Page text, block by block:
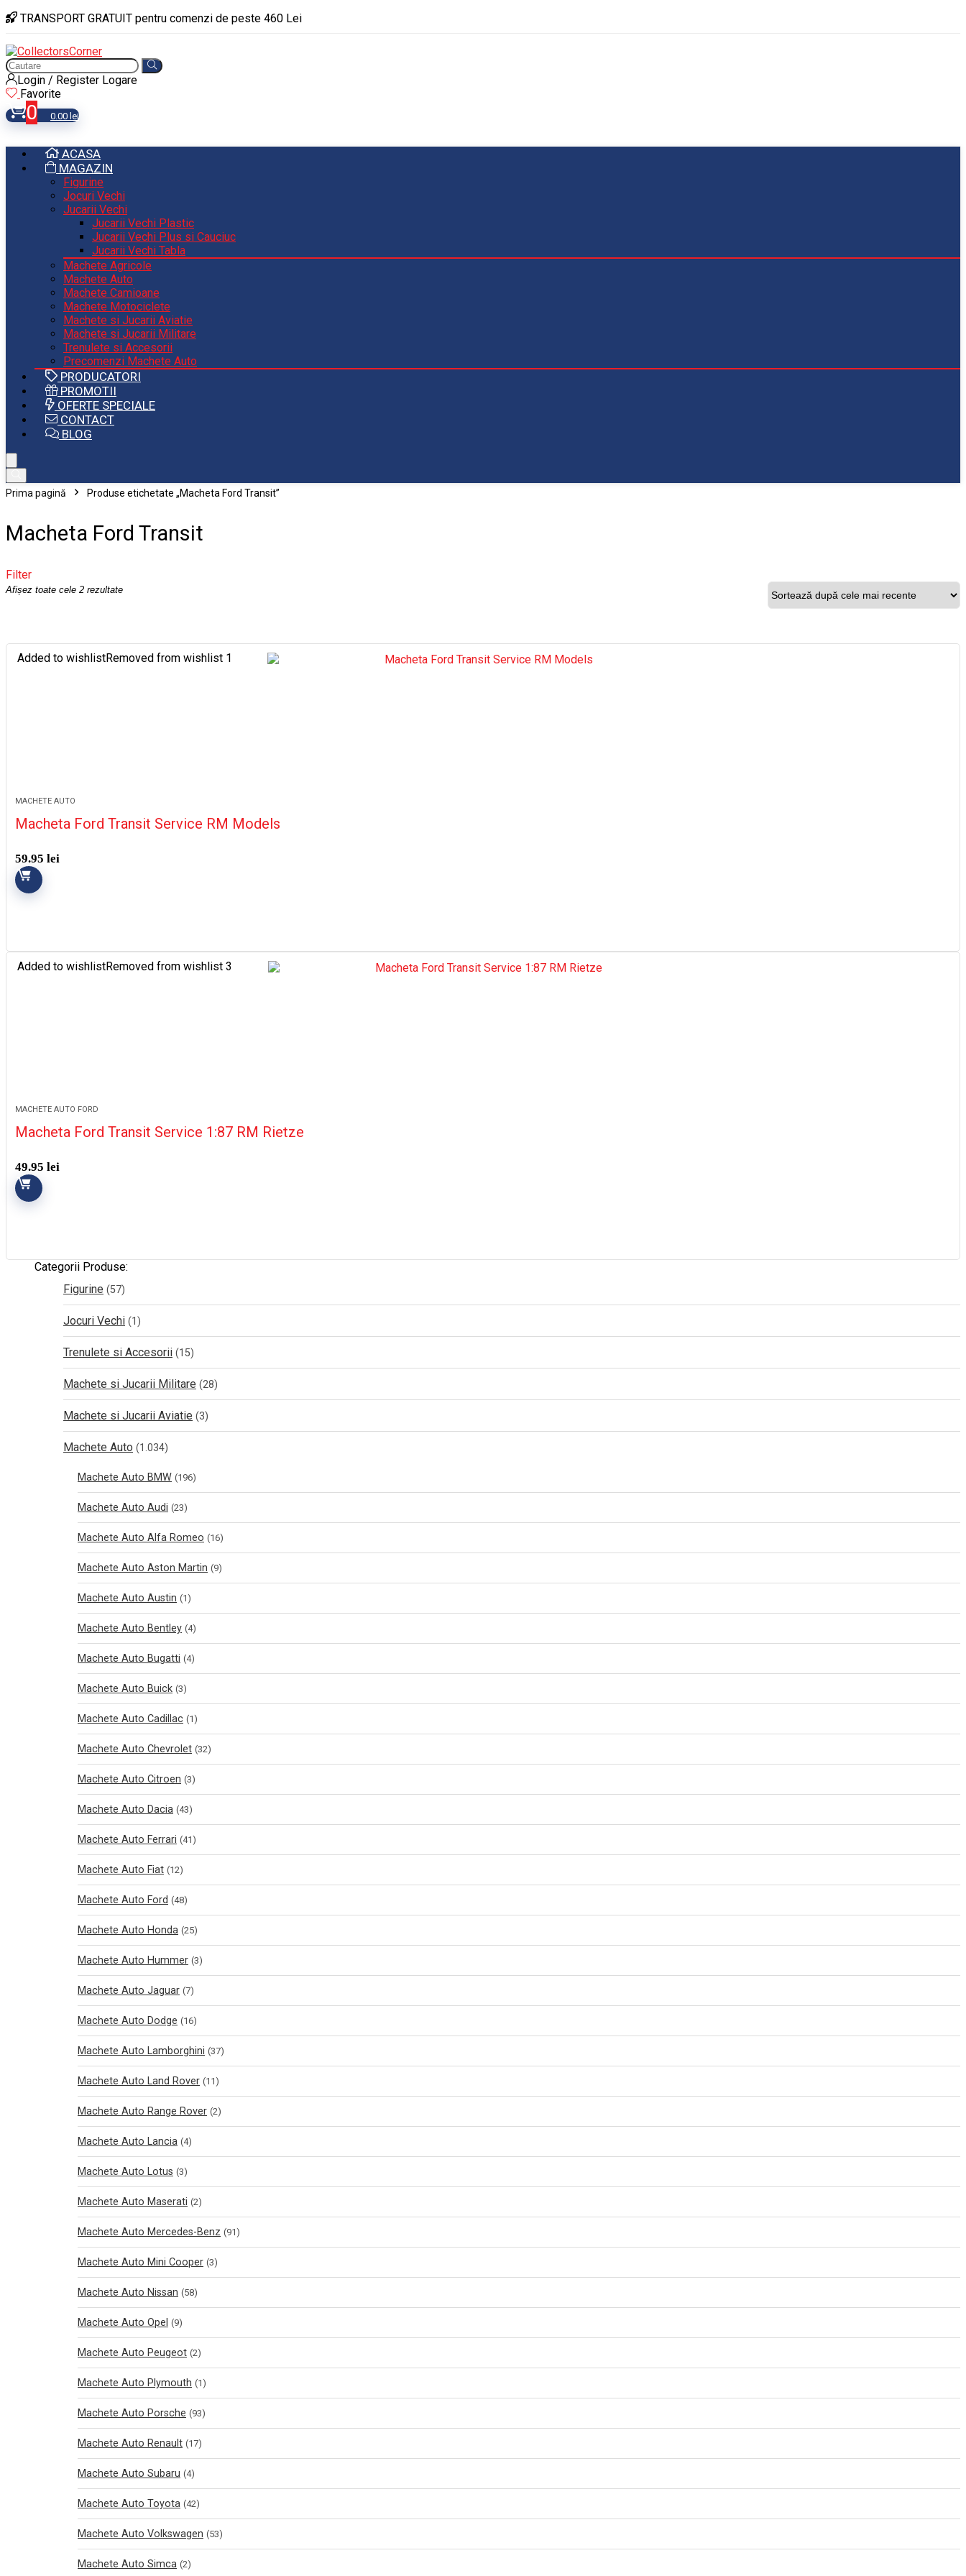
TRANSPORT GRATUIT pentru comenzi de peste 460 Lei
Login / Register Logare
Favorite
0 0.00 lei
ACASA
MAGAZIN
Figurine
Jocuri Vechi
Jucarii Vechi
Jucarii Vechi Plastic
Jucarii Vechi Plus si Cauciuc
Jucarii Vechi Tabla
Machete Agricole
Machete Auto
Machete Camioane
Machete Motociclete
Machete si Jucarii Aviatie
Machete si Jucarii Militare
Trenulete si Accesorii
Precomenzi Machete Auto
PRODUCATORI
PROMOTII
OFERTE SPECIALE
CONTACT
BLOG
Prima pagină Produse etichetate „Macheta Ford Transit”
Macheta Ford Transit
Filter
Afișez toate cele 2 rezultateSortat
Added to wishlistRemoved from wishlist 1
MACHETE AUTO
Macheta Ford Transit Service RM Models
59.95 lei
Added to wishlistRemoved from wishlist 3
MACHETE AUTO FORD
Macheta Ford Transit Service 1:87 RM Rietze
49.95 lei
Categorii Produse:
Figurine (57)
Jocuri Vechi (1)
Trenulete si Accesorii (15)
Machete si Jucarii Militare (28)
Machete si Jucarii Aviatie (3)
Machete Auto (1.034)
Machete Auto BMW (196)
Machete Auto Audi (23)
Machete Auto Alfa Romeo (16)
Machete Auto Aston Martin (9)
Machete Auto Austin (1)
Machete Auto Bentley (4)
Machete Auto Bugatti (4)
Machete Auto Buick (3)
Machete Auto Cadillac (1)
Machete Auto Chevrolet (32)
Machete Auto Citroen (3)
Machete Auto Dacia (43)
Machete Auto Ferrari (41)
Machete Auto Fiat (12)
Machete Auto Ford (48)
Machete Auto Honda (25)
Machete Auto Hummer (3)
Machete Auto Jaguar (7)
Machete Auto Dodge (16)
Machete Auto Lamborghini (37)
Machete Auto Land Rover (11)
Machete Auto Range Rover (2)
Machete Auto Lancia (4)
Machete Auto Lotus (3)
Machete Auto Maserati (2)
Machete Auto Mercedes-Benz (91)
Machete Auto Mini Cooper (3)
Machete Auto Nissan (58)
Machete Auto Opel (9)
Machete Auto Peugeot (2)
Machete Auto Plymouth (1)
Machete Auto Porsche (93)
Machete Auto Renault (17)
Machete Auto Subaru (4)
Machete Auto Toyota (42)
Machete Auto Volkswagen (53)
Machete Auto Simca (2)